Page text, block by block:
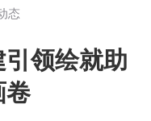
态
引领绘就助
卷